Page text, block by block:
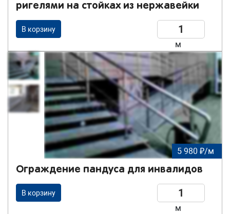
ригелями на стойках из нержавейки
В корзину
м
5 980 ₽/м
Ограждение пандуса для инвалидов
В корзину
м